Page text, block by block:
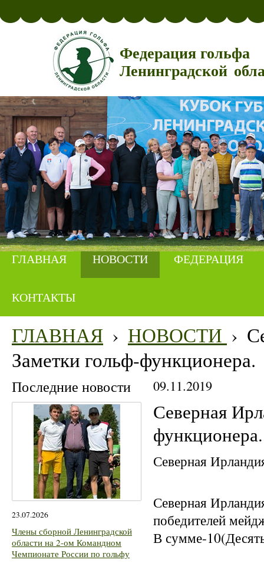
Федерация гольфа
Ленинградской
ГЛАВНАЯ НОВОСТИ ФЕДЕРАЦИЯ
КОНТАКТЫ
ГЛАВНАЯ › НОВОСТИ ›
Заметки гольф-функционера.
Последние новости
23.07.2026
Члены сборной Ленинградской
области на 2-ом Командном
Чемпионате России по гольфу
09.11.2019
Северная
функционера.
Северная
Северная
победителей
В сумме-